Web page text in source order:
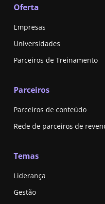
Oferta
Empresas
Universidades
Parceiros de Treinamento
Parceiros
Parceiros de conteúdo
Rede de parceiros de
Temas
Liderança
Gestão